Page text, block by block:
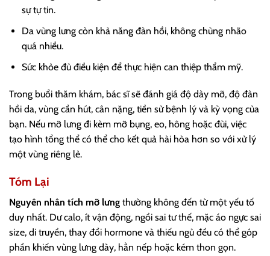
sự tự tin.
Da vùng lưng còn khả năng đàn hồi, không chùng nhão
quá nhiều.
Sức khỏe đủ điều kiện để thực hiện can thiệp thẩm mỹ.
Trong buổi thăm khám, bác sĩ sẽ đánh giá độ dày mỡ, độ đàn
hồi da, vùng cần hút, cân nặng, tiền sử bệnh lý và kỳ vọng của
bạn. Nếu mỡ lưng đi kèm mỡ bụng, eo, hông hoặc đùi, việc
tạo hình tổng thể có thể cho kết quả hài hòa hơn so với xử lý
một vùng riêng lẻ.
Tóm Lại
Nguyên nhân tích mỡ lưng thường không đến từ một yếu tố
duy nhất. Dư calo, ít vận động, ngồi sai tư thế, mặc áo ngực sai
size, di truyền, thay đổi hormone và thiếu ngủ đều có thể góp
phần khiến vùng lưng dày, hằn nếp hoặc kém thon gọn.